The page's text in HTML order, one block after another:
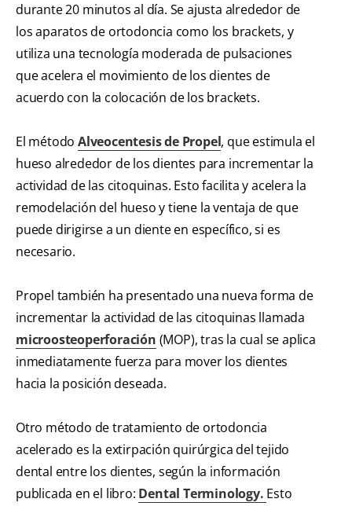
durante 20 minutos al día. Se ajusta alrededor de
los aparatos de ortodoncia como los brackets, y
utiliza una tecnología moderada de pulsaciones
que acelera el movimiento de los dientes de
acuerdo con la colocación de los brackets.
El método Alveocentesis de Propel, que estimula el
hueso alrededor de los dientes para incrementar la
actividad de las citoquinas. Esto facilita y acelera la
remodelación del hueso y tiene la ventaja de que
puede dirigirse a un diente en específico, si es
necesario.
Propel también ha presentado una nueva forma de
incrementar la actividad de las citoquinas llamada
microosteoperforación (MOP), tras la cual se aplica
inmediatamente fuerza para mover los dientes
hacia la posición deseada.
Otro método de tratamiento de ortodoncia
acelerado es la extirpación quirúrgica del tejido
dental entre los dientes, según la información
publicada en el libro: Dental Terminology. Esto